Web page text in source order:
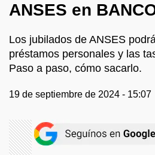
ANSES en
Los jubilados de ANSES
préstamos personales y las
Paso a paso, cómo sacarlo.
19 de septiembre de 2024 - 15:07